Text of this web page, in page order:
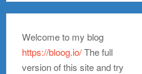
Welcome to my blog
https://bloog.io/The full
version of this site and try